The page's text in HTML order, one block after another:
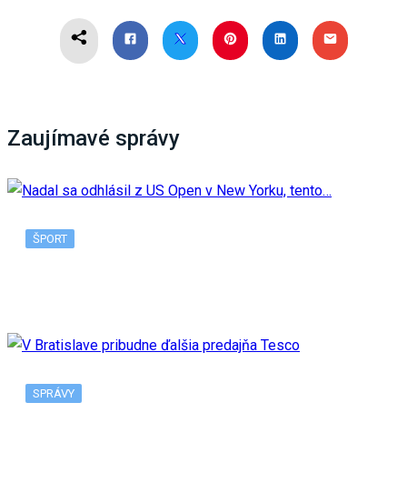
Zaujímavé správy
ŠPORT
SPRÁVY